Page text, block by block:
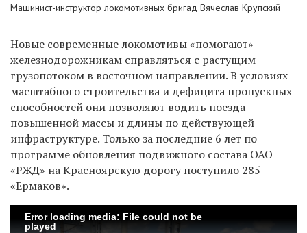
Машинист-инструктор локомотивных бригад Вячеслав Крупский
Новые современные локомотивы «помогают»
железнодорожникам справляться с растущим
грузопотоком в восточном направлении. В условиях
масштабного строительства и дефицита пропускных
способностей они позволяют водить поезда
повышенной массы и длины по действующей
инфраструктуре. Только за последние 6 лет по
программе обновления подвижного состава ОАО
«РЖД» на Красноярскую дорогу поступило 285
«Ермаков».
Error loading media: File could not be
played